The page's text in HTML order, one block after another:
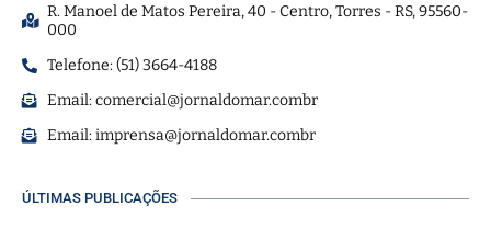
R. Manoel de Matos Pereira, 40 - Centro, Torres - RS, 95560-
000
Telefone: (51) 3664-4188
Email:comercial@jornaldomar.combr
Email:imprensa@jornaldomar.combr
ÚLTIMAS PUBLICAÇÕES